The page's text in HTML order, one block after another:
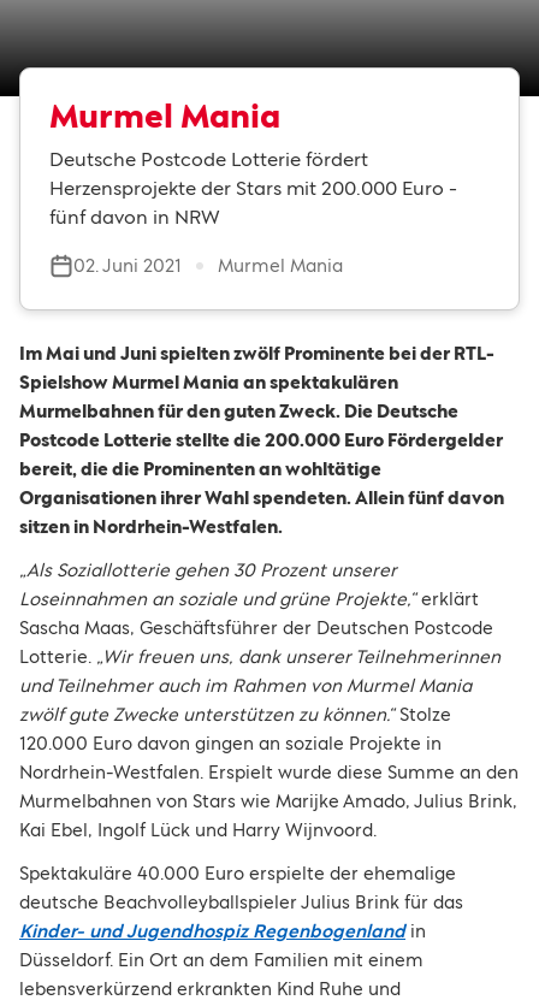
Murmel Mania
Deutsche Postcode Lotterie fördert
Herzensprojekte der Stars mit 200.000 Euro -
fünf davon in NRW
02. Juni 2021 Murmel Mania
Im Mai und Juni spielten zwölf Prominente bei der RTL-
Spielshow Murmel Mania an spektakulären
Murmelbahnen für den guten Zweck. Die Deutsche
Postcode Lotterie stellte die 200.000 Euro Fördergelder
bereit, die die Prominenten an wohltätige
Organisationen ihrer Wahl spendeten. Allein fünf davon
sitzen in Nordrhein-Westfalen.
„Als Soziallotterie gehen 30 Prozent unserer
Loseinnahmen an soziale und grüne Projekte,“erklärt
Sascha Maas, Geschäftsführer der Deutschen Postcode
Lotterie. „Wir freuen uns, dank unserer Teilnehmerinnen
und Teilnehmer auch im Rahmen von Murmel Mania
zwölf gute Zwecke unterstützen zu können.“Stolze
120.000 Euro davon gingen an soziale Projekte in
Nordrhein-Westfalen. Erspielt wurde diese Summe an den
Murmelbahnen von Stars wie Marijke Amado, Julius Brink,
Kai Ebel, Ingolf Lück und Harry Wijnvoord.
Spektakuläre 40.000 Euro erspielte der ehemalige
deutsche Beachvolleyballspieler Julius Brink für das
Kinder- und Jugendhospiz Regenbogenlandin
Düsseldorf. Ein Ort an dem Familien mit einem
lebensverkürzend erkrankten Kind Ruhe und